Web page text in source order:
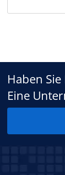
Haben
Eine